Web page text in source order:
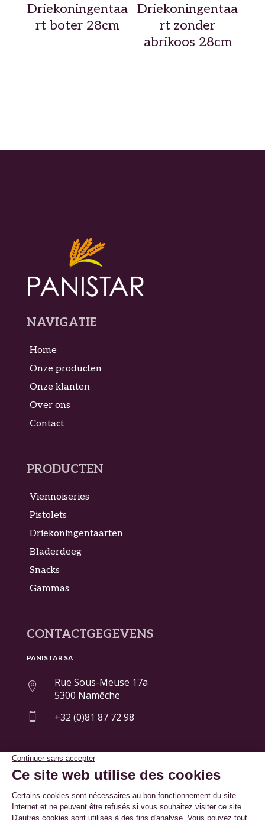
Driekoningentaa
rt boter 28cm
Driekoningentaa
rt zonder
abrikoos 28cm
NAVIGATIE
Home
Onze producten
Onze klanten
Over ons
Contact
PRODUCTEN
Viennoiseries
Pistolets
Driekoningentaarten
Bladerdeeg
Snacks
Gammas
CONTACTGEGEVENS
PANISTAR SA

Rue Sous-Meuse 17a
5300 Namêche
 +32 (0)81 87 72 98